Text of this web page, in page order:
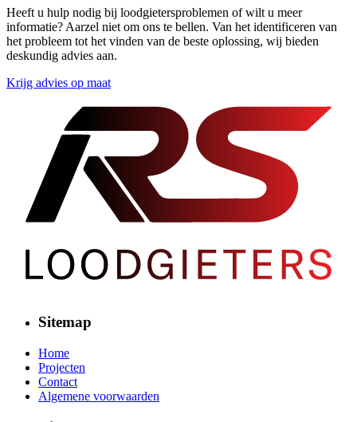
Heeft u hulp nodig bij loodgietersproblemen of wilt u meer
informatie? Aarzel niet om ons te bellen. Van het identificeren van
het probleem tot het vinden van de beste oplossing, wij bieden
deskundig advies aan.
Krijg advies op maat
Sitemap
Home
Projecten
Contact
Algemene voorwaarden